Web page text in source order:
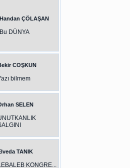
Handan ÇÖLAŞAN
Bu DÜNYA
COŞKUN
bilmem
SELEN
TANIK
KONGRE...